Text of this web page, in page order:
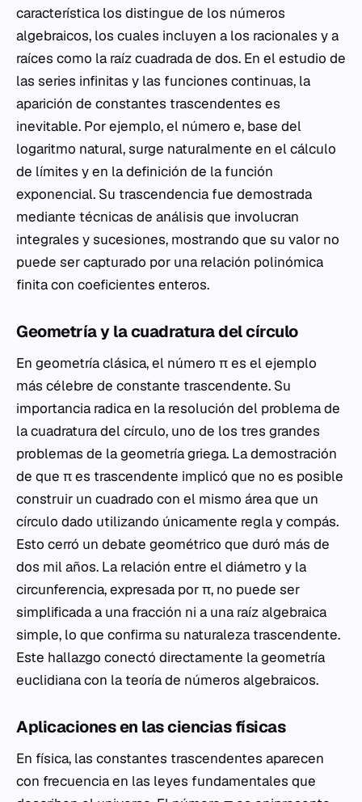
característica los distingue de los números
algebraicos, los cuales incluyen a los racionales y a
raíces como la raíz cuadrada de dos. En el estudio de
las series infinitas y las funciones continuas, la
aparición de constantes trascendentes es
inevitable. Por ejemplo, el número e, base del
logaritmo natural, surge naturalmente en el cálculo
de límites y en la definición de la función
exponencial. Su trascendencia fue demostrada
mediante técnicas de análisis que involucran
integrales y sucesiones, mostrando que su valor no
puede ser capturado por una relación polinómica
finita con coeficientes enteros.
Geometría y la cuadratura del círculo
En geometría clásica, el número π es el ejemplo
más célebre de constante trascendente. Su
importancia radica en la resolución del problema de
la cuadratura del círculo, uno de los tres grandes
problemas de la geometría griega. La demostración
de que π es trascendente implicó que no es posible
construir un cuadrado con el mismo área que un
círculo dado utilizando únicamente regla y compás.
Esto cerró un debate geométrico que duró más de
dos mil años. La relación entre el diámetro y la
circunferencia, expresada por π, no puede ser
simplificada a una fracción ni a una raíz algebraica
simple, lo que confirma su naturaleza trascendente.
Este hallazgo conectó directamente la geometría
euclidiana con la teoría de números algebraicos.
Aplicaciones en las ciencias físicas
En física, las constantes trascendentes aparecen
con frecuencia en las leyes fundamentales que